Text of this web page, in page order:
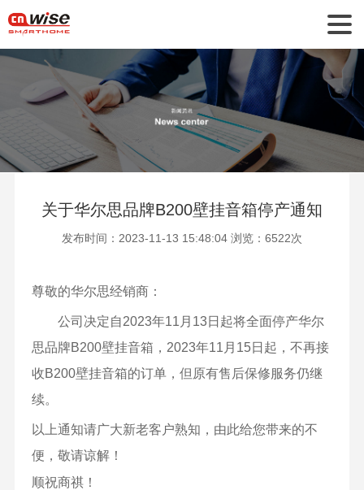
关于华尔思品牌B200壁挂音箱停产通知
发布时间：2023-11-13 15:48:04 浏览：6522次
尊敬的华尔思经销商：
公司决定自2023年11月13日起将全面停产华尔
思品牌B200壁挂音箱，2023年11月15日起，不再接
收B200壁挂音箱的订单，但原有售后保修服务仍继
续。
以上通知请广大新老客户熟知，由此给您带来的不
便，敬请谅解！
顺祝商祺！